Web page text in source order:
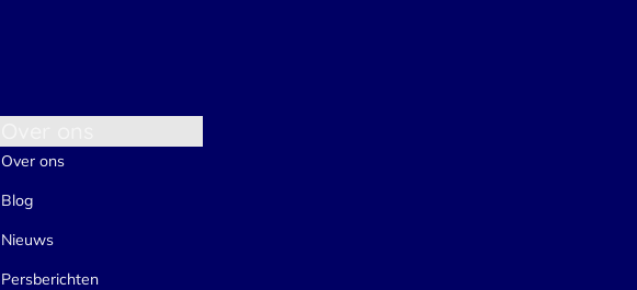
Over ons
Blog
Nieuws
Persberichten